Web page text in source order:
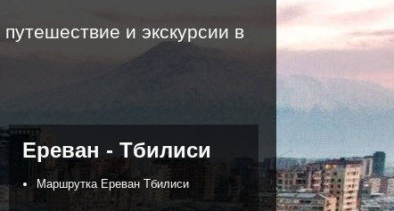
и экскурсии в
Ереван - Тбилиси
Маршрутка Ереван Тбилиси